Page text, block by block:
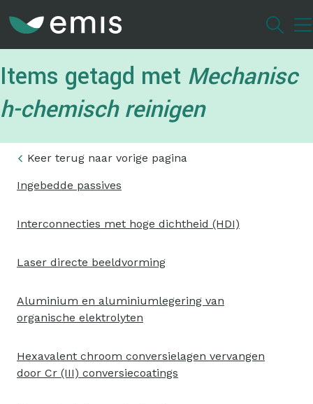
inhoud
gaan
Items getagd met Mechanisc
h-chemisch reinigen
Keer terug naar vorige pagina
Ingebedde passives
Interconnecties met hoge dichtheid (HDI)
Laser directe beeldvorming
Aluminium en aluminiumlegering van
organische elektrolyten
Hexavalent chroom conversielagen vervangen
door Cr (III) conversiecoatings